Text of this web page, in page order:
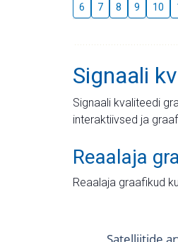
6 7 8 9 10
Signaali
Signaali kvaliteedi
interaktiivsed ja
Reaalaja
Reaalaja graafikud